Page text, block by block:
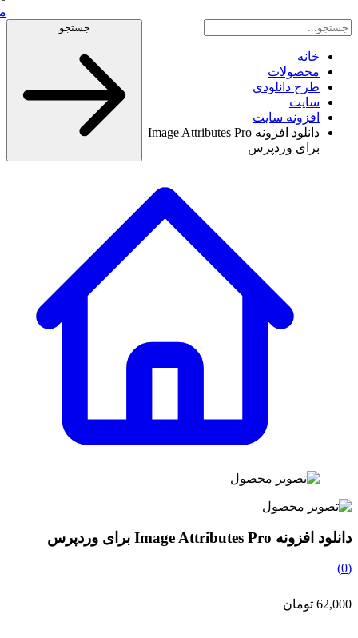
جستجو
خانه
محصولات
طرح دانلودی
سایت
افزونه سایت
دانلود افزونه Image Attributes Pro
برای وردپرس
دانلود افزونه Image Attributes Pro برای وردپرس
(0)
62,000 تومان